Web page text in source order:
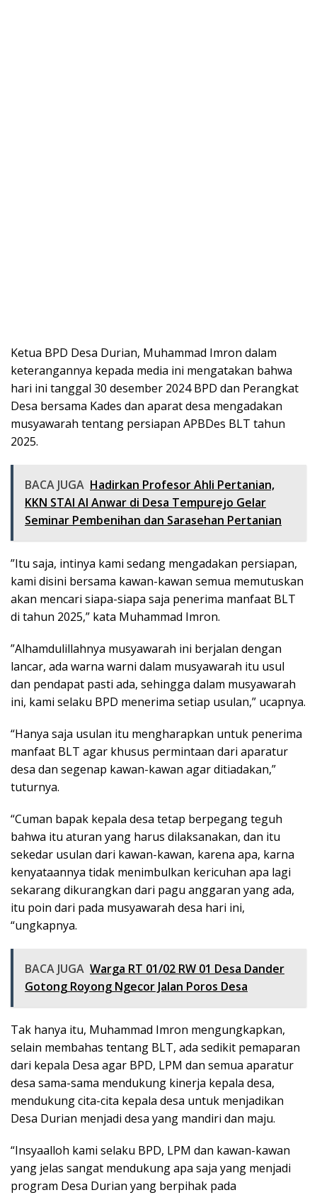
Ketua BPD Desa Durian, Muhammad Imron dalam
keterangannya kepada media ini mengatakan bahwa
hari ini tanggal 30 desember 2024 BPD dan Perangkat
Desa bersama Kades dan aparat desa mengadakan
musyawarah tentang persiapan APBDes BLT tahun
2025.
BACA JUGA Hadirkan Profesor Ahli Pertanian,
KKN STAI Al Anwar di Desa Tempurejo Gelar
Seminar Pembenihan dan Sarasehan Pertanian
”Itu saja, intinya kami sedang mengadakan persiapan,
kami disini bersama kawan-kawan semua memutuskan
akan mencari siapa-siapa saja penerima manfaat BLT
di tahun 2025,” kata Muhammad Imron.
”Alhamdulillahnya musyawarah ini berjalan dengan
lancar, ada warna warni dalam musyawarah itu usul
dan pendapat pasti ada, sehingga dalam musyawarah
ini, kami selaku BPD menerima setiap usulan,” ucapnya.
“Hanya saja usulan itu mengharapkan untuk penerima
manfaat BLT agar khusus permintaan dari aparatur
desa dan segenap kawan-kawan agar ditiadakan,”
tuturnya.
“Cuman bapak kepala desa tetap berpegang teguh
bahwa itu aturan yang harus dilaksanakan, dan itu
sekedar usulan dari kawan-kawan, karena apa, karna
kenyataannya tidak menimbulkan kericuhan apa lagi
sekarang dikurangkan dari pagu anggaran yang ada,
itu poin dari pada musyawarah desa hari ini,
“ungkapnya.
BACA JUGA Warga RT 01/02 RW 01 Desa Dander
Gotong Royong Ngecor Jalan Poros Desa
Tak hanya itu, Muhammad Imron mengungkapkan,
selain membahas tentang BLT, ada sedikit pemaparan
dari kepala Desa agar BPD, LPM dan semua aparatur
desa sama-sama mendukung kinerja kepala desa,
mendukung cita-cita kepala desa untuk menjadikan
Desa Durian menjadi desa yang mandiri dan maju.
“Insyaalloh kami selaku BPD, LPM dan kawan-kawan
yang jelas sangat mendukung apa saja yang menjadi
program Desa Durian yang berpihak pada